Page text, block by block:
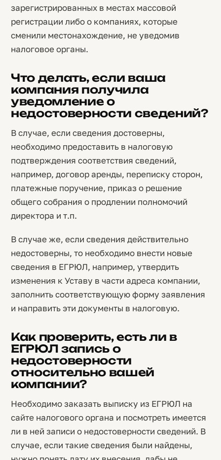
зарегистрированных в местах массовой
регистрации либо о компаниях, которые
сменили местонахождение, не уведомив
налоговое органы.
Что делать, если ваша
компания получила
уведомление о
недостоверности сведений?
В случае, если сведения достоверны,
необходимо предоставить в налоговую
подтверждения соответствия сведений,
например, договор аренды, переписку сторон,
платежные поручение, приказ о решение
общего собрания о продлении полномочий
директора и т.п.
В случае же, если сведения действительно
недостоверны, то необходимо внести новые
сведения в ЕГРЮЛ, например, утвердить
изменения к Уставу в части адреса компании,
заполнить соответствующую форму заявления
и направить эти документы в налоговую.
Как проверить, есть ли в
ЕГРЮЛ запись о
недостоверности
относительно вашей
компании?
Необходимо заказать выписку из ЕГРЮЛ на
сайте налогового органа и посмотреть имеется
ли в ней записи о недостоверности сведений. В
случае, если такие сведения были найдены,